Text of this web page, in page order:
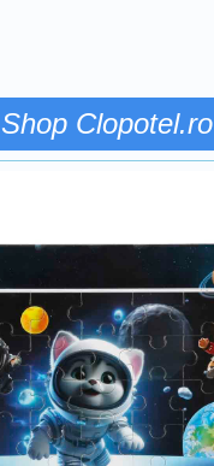
Shop Clopotel.ro